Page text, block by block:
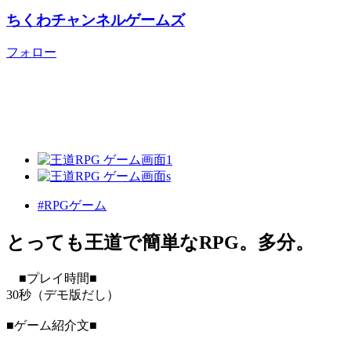
ちくわチャンネルゲームズ
フォロー
#RPGゲーム
とっても王道で簡単なRPG。多分。
■プレイ時間■
30秒（デモ版だし）
■ゲーム紹介文■